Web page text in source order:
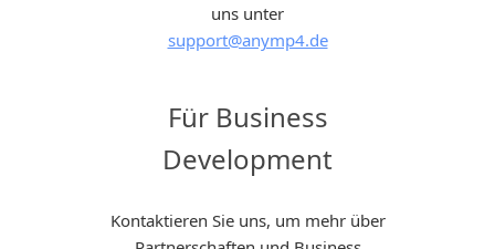
uns unter
support@anymp4.de
Für Business
Development
Kontaktieren Sie uns, um mehr über